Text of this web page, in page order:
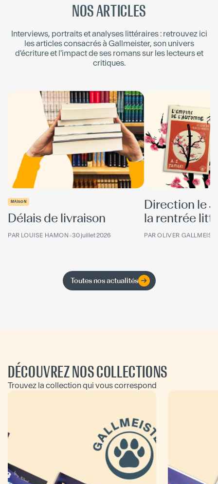
NOS ARTICLES
Interviews, portraits et analyses littéraires : retrouvez ici
les articles consacrés à Gallmeister, son univers
d'écriture et l'impact de ses romans sur les lecteurs et
critiques.
MAISON
Délais de livraison
PAR LOUISE HAMON •30 juillet 2026
Direction le
la rentrée
PAROLIVER
Toutes nos actualités
DÉCOUVREZ NOS COLLECTIONS
Trouvez la collection qui vous correspond